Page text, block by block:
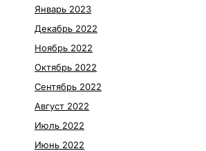
Январь 2023
Декабрь 2022
Ноябрь 2022
Октябрь 2022
Сентябрь 2022
Август 2022
Июль 2022
Июнь 2022